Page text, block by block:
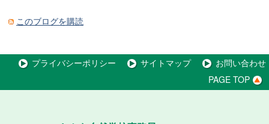
このブログを購読
プライバシーポリシー サイトマップ
お問い合わせ
PAGE TOP